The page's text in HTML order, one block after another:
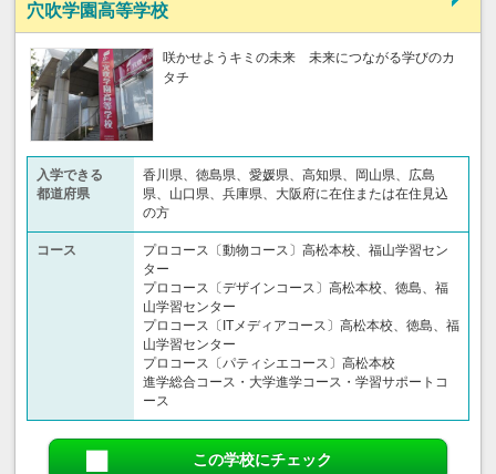
穴吹学園高等学校
咲かせようキミの未来 未来につながる学びのカ
タチ
入学できる
都道府県
香川県、徳島県、愛媛県、高知県、岡山県、広島
県、山口県、兵庫県、大阪府に在住または在住見込
の方
コース
プロコース〔動物コース〕高松本校、福山学習セン
ター
プロコース〔デザインコース〕高松本校、徳島、福
山学習センター
プロコース〔ITメディアコース〕高松本校、徳島、福
山学習センター
プロコース〔パティシエコース〕高松本校
進学総合コース・大学進学コース・学習サポートコ
ース
この学校にチェック